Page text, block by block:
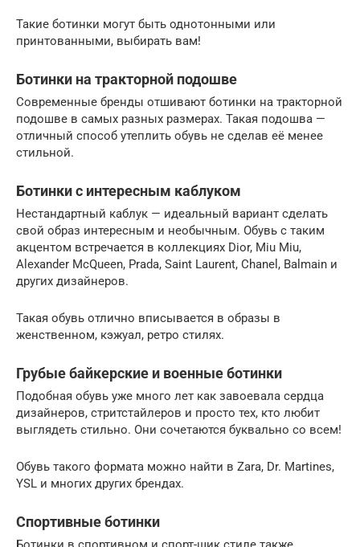
Такие ботинки могут быть однотонными или
принтованными, выбирать вам!
Ботинки на тракторной подошве
Современные бренды отшивают ботинки на тракторной
подошве в самых разных размерах. Такая подошва —
отличный способ утеплить обувь не сделав её менее
стильной.
Ботинки с интересным каблуком
Нестандартный каблук — идеальный вариант сделать
свой образ интересным и необычным. Обувь с таким
акцентом встречается в коллекциях Dior, Miu Miu,
Alexander McQueen, Prada, Saint Laurent, Chanel, Balmain и
других дизайнеров.
Такая обувь отлично вписывается в образы в
женственном, кэжуал, ретро стилях.
Грубые байкерские и военные ботинки
Подобная обувь уже много лет как завоевала сердца
дизайнеров, стритстайлеров и просто тех, кто любит
выглядеть стильно. Они сочетаются буквально со всем!
Обувь такого формата можно найти в Zara, Dr. Martines,
YSL и многих других брендах.
Спортивные ботинки